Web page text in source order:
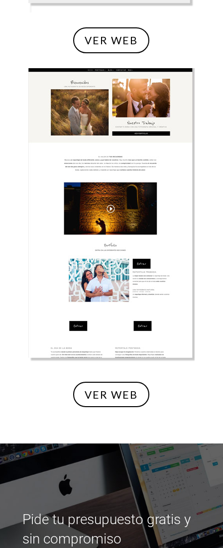
VER WEB
VER WEB
Pide tu presupuesto gratis y
sin compromiso